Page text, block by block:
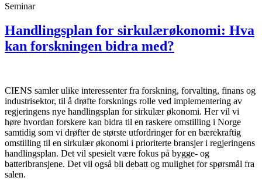
Seminar
Handlingsplan for sirkulærøkonomi: Hva
kan forskningen bidra med?
CIENS samler ulike interessenter fra forskning, forvalting, finans og
industrisektor, til å drøfte forsknings rolle ved implementering av
regjeringens nye handlingsplan for sirkulær økonomi. Her vil vi
høre hvordan forskere kan bidra til en raskere omstilling i Norge
samtidig som vi drøfter de største utfordringer for en bærekraftig
omstilling til en sirkulær økonomi i prioriterte bransjer i regjeringens
handlingsplan. Det vil spesielt være fokus på bygge- og
batteribransjene. Det vil også bli debatt og mulighet for spørsmål fra
salen.